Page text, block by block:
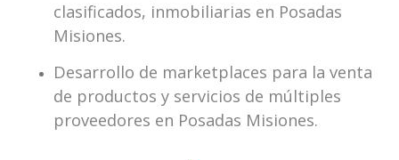
clasificados, inmobiliarias en Posadas
Misiones.
Desarrollo de marketplaces para la venta
de productos y servicios de múltiples
proveedores en Posadas Misiones.